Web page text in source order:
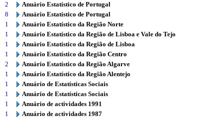
2
Anuário Estatístico de Portugal
8
Anuário Estatístico de Portugal
1
Anuário Estatístico da Região Norte
1
Anuário Estatístico da Região de Lisboa e Vale do Tejo
1
Anuário Estatístico da Região de Lisboa
1
Anuário Estatístico da Região Centro
2
Anuário Estatístico da Região Algarve
1
Anuário Estatístico da Região Alentejo
1
Anuário de Estatísticas Sociais
1
Anuário de Estatísticas Sociais
1
Anuário de actividades 1991
1
Anuário de actividades 1987